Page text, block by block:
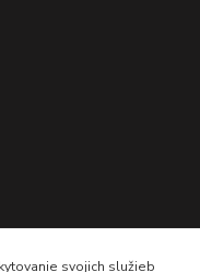
svojich služieb